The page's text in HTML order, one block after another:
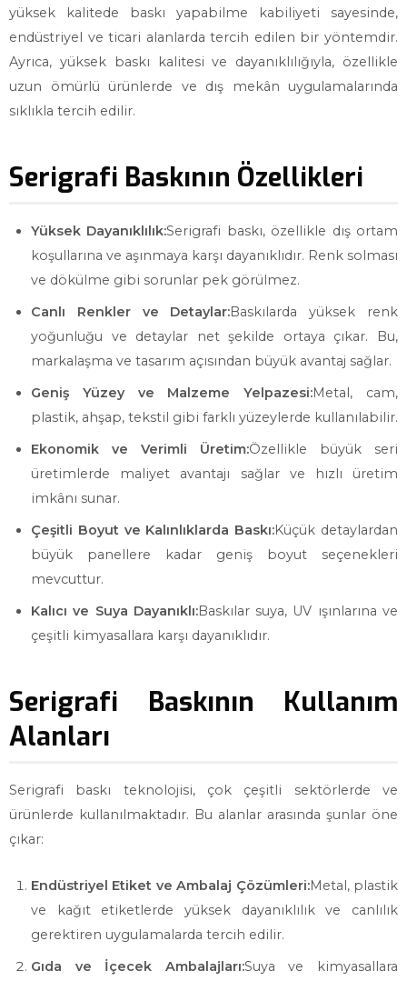
yüksek kalitede baskı yapabilme kabiliyeti sayesinde,
endüstriyel ve ticari alanlarda tercih edilen bir yöntemdir.
Ayrıca, yüksek baskı kalitesi ve dayanıklılığıyla, özellikle
uzun ömürlü ürünlerde ve dış mekân uygulamalarında
sıklıkla tercih edilir.
Serigrafi Baskının Özellikleri
Yüksek Dayanıklılık:Serigrafi baskı, özellikle dış ortam
koşullarına ve aşınmaya karşı dayanıklıdır. Renk solması
ve dökülme gibi sorunlar pek görülmez.
Canlı Renkler ve Detaylar:Baskılarda yüksek renk
yoğunluğu ve detaylar net şekilde ortaya çıkar. Bu,
markalaşma ve tasarım açısından büyük avantaj sağlar.
Geniş Yüzey ve Malzeme Yelpazesi:Metal, cam,
plastik, ahşap, tekstil gibi farklı yüzeylerde kullanılabilir.
Ekonomik ve Verimli Üretim:Özellikle büyük seri
üretimlerde maliyet avantajı sağlar ve hızlı üretim
imkânı sunar.
Çeşitli Boyut ve Kalınlıklarda Baskı:Küçük detaylardan
büyük panellere kadar geniş boyut seçenekleri
mevcuttur.
Kalıcı ve Suya Dayanıklı:Baskılar suya, UV ışınlarına ve
çeşitli kimyasallara karşı dayanıklıdır.
Serigrafi Baskının Kullanım
Alanları
Serigrafi baskı teknolojisi, çok çeşitli sektörlerde ve
ürünlerde kullanılmaktadır. Bu alanlar arasında şunlar öne
çıkar:
Endüstriyel Etiket ve Ambalaj Çözümleri:Metal, plastik
ve kağıt etiketlerde yüksek dayanıklılık ve canlılık
gerektiren uygulamalarda tercih edilir.
Gıda ve İçecek Ambalajları:Suya ve kimyasallara